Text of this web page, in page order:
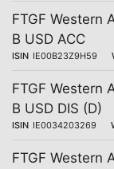
FTGF Western
B USD ACC
ISIN IE00B23Z9H59
FTGF Western
B USD DIS (D)
ISIN IE0034203269
FTGF Western